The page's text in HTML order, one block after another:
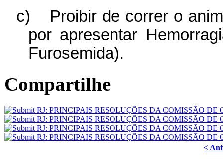
c)
Proibir de correr o
por apresentar
Furosemida).
Compartilhe
<